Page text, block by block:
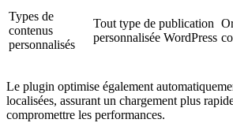
Types de
contenus
personnalisés
Tout type de publication
personnalisée WordPress
Le plugin optimise également
localisées, assurant un chargement plus
compromettre les performances.